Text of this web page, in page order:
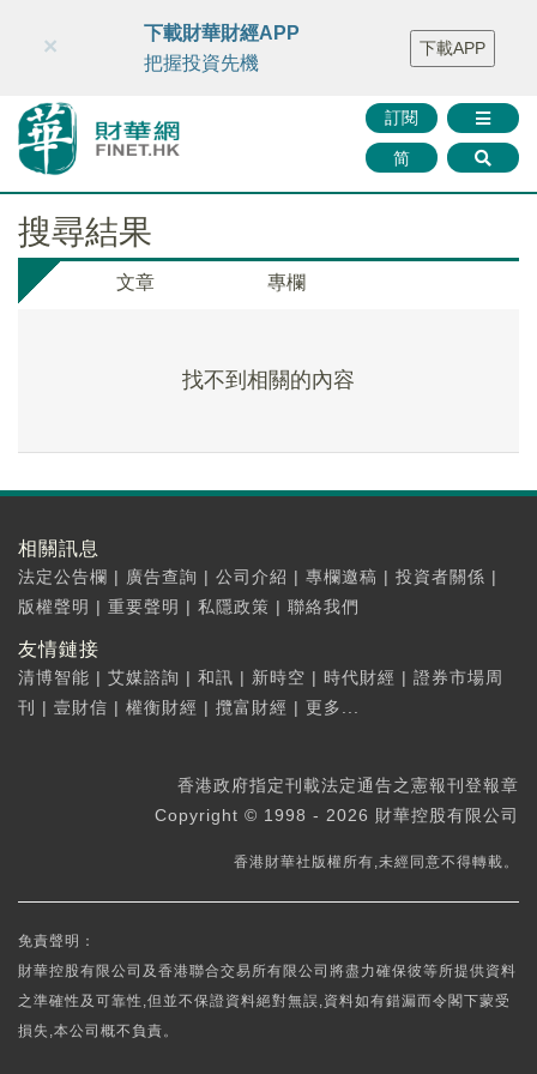
財華智庫網 FINTV FINMETA 財華證券 媒體矩陣
智庫沙龍
聯絡我們
訂閱
简
×
下載財華財經APP
把握投資先機
下載APP
搜尋結果
文章 專欄
找不到相關的內容
相關訊息
法定公告欄 | 廣告查詢 | 公司介紹 | 專欄邀稿 | 投資者關係 |
版權聲明 | 重要聲明 | 私隱政策 | 聯絡我們
友情鏈接
清博智能 | 艾媒諮詢 | 和訊 | 新時空 | 時代財經 | 證券市場周
刊
| 壹財信 | 權衡財經 | 攬富財經 | 更多...
香港政府指定刊載法定通告之憲報刊登報章
Copyright © 1998 - 2026 財華控股有限公司
香港財華社版權所有,未經同意不得轉載。
免責聲明：
財華控股有限公司及香港聯合交易所有限公司將盡力確保彼等所提供資料
之準確性及可靠性,但並不保證資料絕對無誤,資料如有錯漏而令閣下蒙受
損失,本公司概不負責。